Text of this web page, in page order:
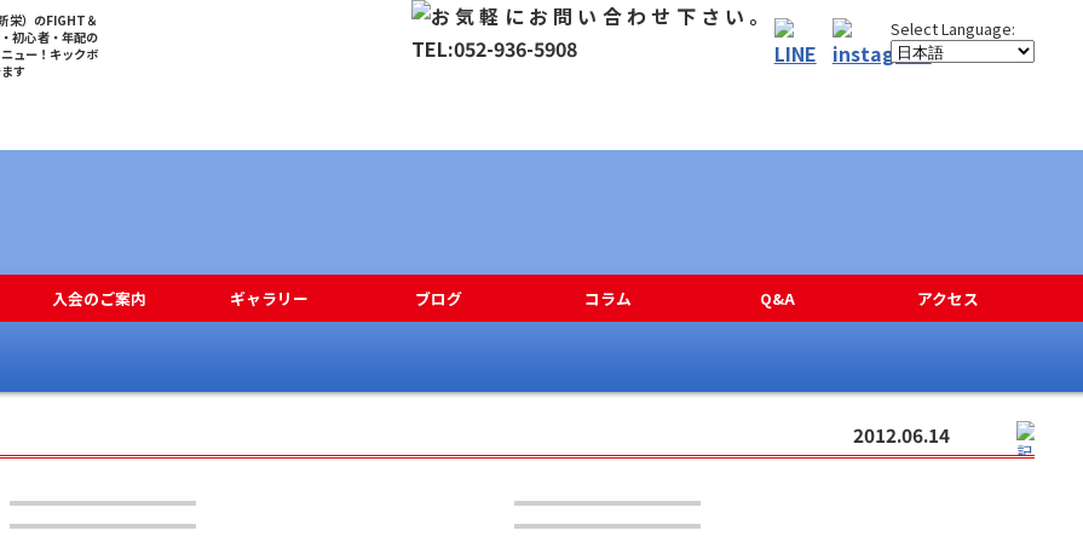
栄）のFIGHT＆
初心者・年配の
ュー！キックボ
す
入会のご案内 ギャラリー ブログ コラム Q&A アクセス
2012.06.14